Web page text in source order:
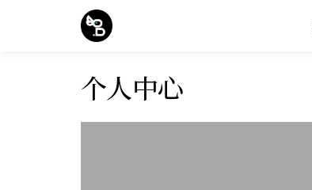
个人中心